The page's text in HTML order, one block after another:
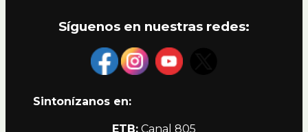
Síguenos en nuestras redes:
Sintonízanos en:
ETB: Canal 805